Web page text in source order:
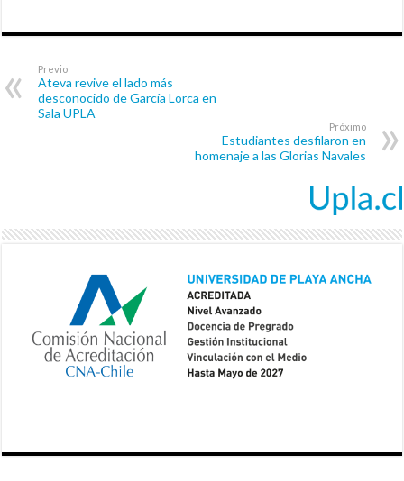
Previo
Ateva revive el lado más
desconocido de García Lorca en
Sala UPLA
Próximo
Estudiantes desfilaron en
homenaje a las Glorias Navales